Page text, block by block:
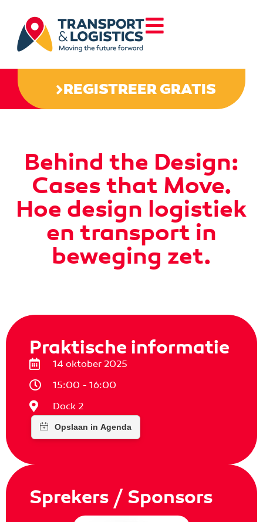
REGISTREER GRATIS
Behind the Design:
Cases that Move.
Hoe design logistiek
en transport in
beweging zet.
Praktische informatie
14 oktober 2025
15:00 - 16:00
Dock 2
Sprekers / Sponsors